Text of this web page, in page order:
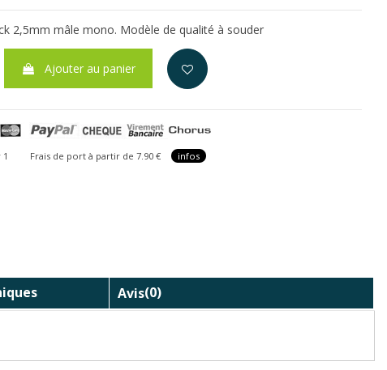
2,5mm mâle mono. Modèle de qualité à souder
Ajouter au panier
Frais de port à partir de 7.90 € infos
Avis(0)